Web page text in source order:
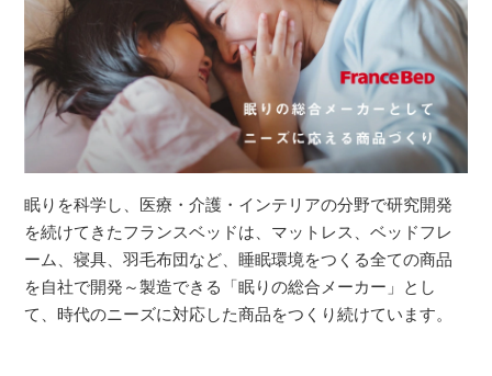
眠りを科学し、医療・介護・インテリアの分野で研究開発
を続けてきたフランスベッドは、マットレス、ベッドフレ
ーム、寝具、羽毛布団など、睡眠環境をつくる全ての商品
を自社で開発～製造できる「眠りの総合メーカー」とし
て、時代のニーズに対応した商品をつくり続けています。